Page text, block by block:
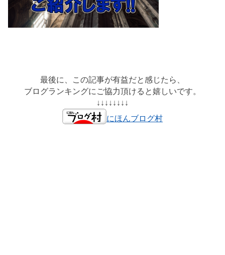
最後に、この記事が有益だと感じたら、
ブログランキングにご協力頂けると嬉しいです。
↓↓↓↓↓↓↓↓
にほんブログ村